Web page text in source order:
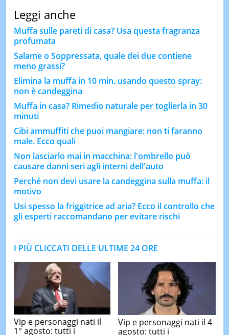
Leggi anche
Muffa sulle pareti di casa? Usa questa fragranza
profumata
Salame o Soppressata, quale dei due contiene
meno grassi?
Elimina la muffa in 10 min. usando questo spray:
non è candeggina
Muffa in casa? Rimedio naturale per toglierla in 30
minuti
Cibi ammuffiti che puoi mangiare: non ti faranno
male. Ecco quali
Non lasciarlo mai in macchina: l'ombrello può
causare danni seri agli interni dell'auto
Perché non devi usare la candeggina sulla muffa: il
motivo
Usi spesso la friggitrice ad aria? Ecco il controllo che
gli esperti raccomandano per evitare rischi
I PIÙ CLICCATI DELLE ULTIME 24 ORE
Vip e personaggi nati il
1° agosto: tutti i
Vip e personaggi nati il 4
agosto: tutti i